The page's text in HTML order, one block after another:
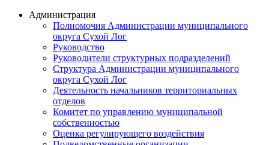
Администрация
Полномочия Администрации муниципального
округа Сухой Лог
Руководство
Руководители структурных подразделений
Структура Администрации муниципального
округа Сухой Лог
Деятельность начальников территориальных
отделов
Комитет по управлению муниципальной
собственностью
Оценка регулирующего воздействия